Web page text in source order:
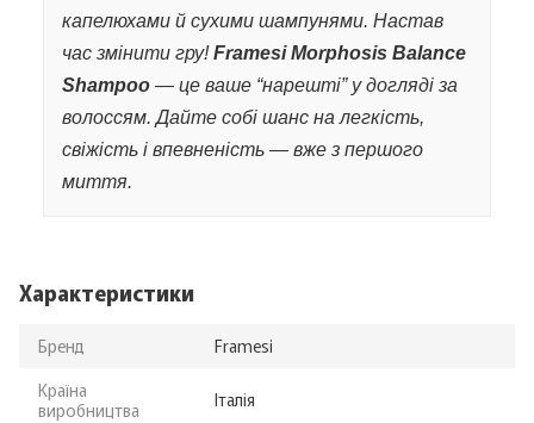
капелюхами й сухими шампунями. Настав
час змінити гру!Framesi Morphosis Balance
Shampoo — це ваше “нарешті” у догляді за
волоссям. Дайте собі шанс на легкість,
свіжість і впевненість — вже з першого
миття.
Характеристики
Бренд
Framesi
Країна
виробництва
Італія